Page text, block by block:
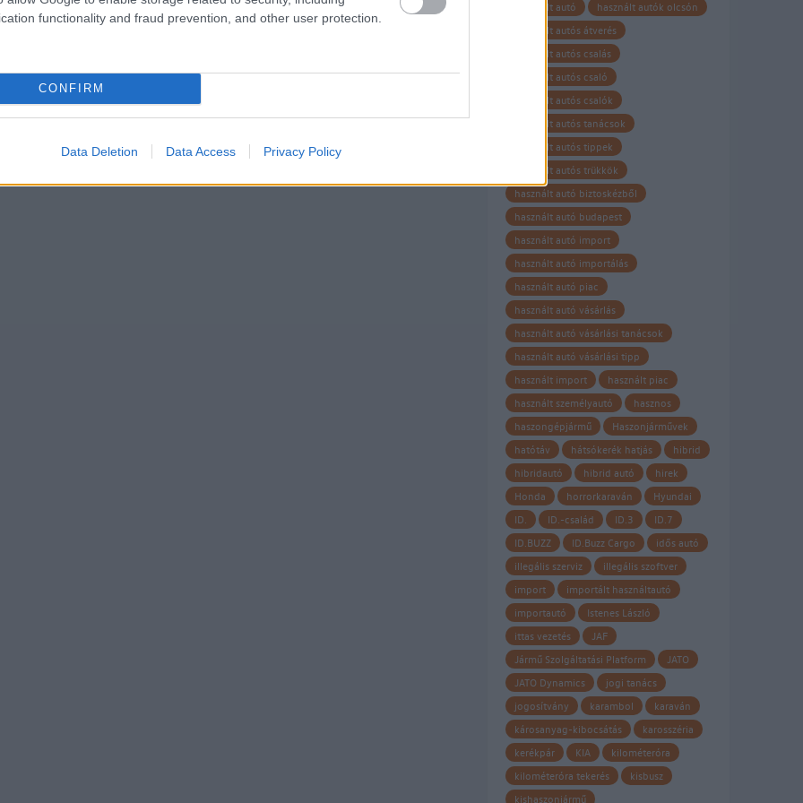
functionality and fraud prevention, and other user protection.
CONFIRM
Data Deletion Data Access Privacy Policy
használt autó
használt autók olcsón
használt autós átverés
használt autós csalás
használt autós csaló
használt autós csalók
használt autós tanácsok
használt autós tippek
használt autós trükkök
használt autó biztoskézből
használt autó budapest
használt autó import
használt autó importálás
használt autó piac
használt autó vásárlás
használt autó vásárlási tanácsok
használt autó vásárlási tipp
használt import
használt piac
használt személyautó
hasznos
haszongépjármű
Haszonjárművek
hatótáv
hátsókerék hatjás
hibrid
hibridautó
hibrid autó
hirek
Honda
horrorkaraván
Hyundai
ID.
ID.-család ID.3
ID.7
ID.BUZZ
ID.Buzz Cargo
idős autó
illegális szerviz
illegális szoftver
import
importált használtautó
importautó
Istenes László
ittas vezetés
JAF
Jármű Szolgáltatási Platform
JATO
JATO Dynamics
jogi tanács
jogosítvány
karambol
karaván
károsanyag-kibocsátás
karosszéria
kerékpár
KIA
kilométeróra
kilométeróra tekerés
kisbusz
kishaszonjármű